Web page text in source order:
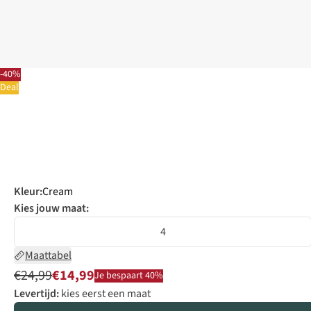
-40%
Deal
Kleur:Cream
Kies jouw maat:
4
Maattabel
€24,99€14,99Je bespaart 40%
Levertijd:kies eerst een maat